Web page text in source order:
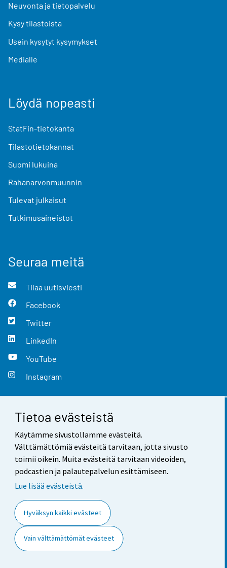
Tietoa evästeistä
Käytämme sivustollamme evästeitä.
Välttämättömiä evästeitä tarvitaan, jotta sivusto
toimii oikein. Muita evästeitä tarvitaan videoiden,
podcastien ja palautepalvelun esittämiseen.
Lue lisää evästeistä.
Hyväksyn kaikki evästeet
Vain välttämättömät evästeet
Neuvonta ja tietopalvelu
Kysy tilastoista
Usein kysytyt kysymykset
Medialle
Löydä nopeasti
StatFin-tietokanta
Tilastotietokannat
Suomi lukuina
Rahanarvonmuunnin
Tulevat julkaisut
Tutkimusaineistot
Seuraa meitä
Tilaa uutisviesti
Facebook
Twitter
LinkedIn
YouTube
Instagram
Yhteystiedot
Palaute
Käyttöehdot
Saavutettavuus
Tietoa sivustosta
Evästeasetukset